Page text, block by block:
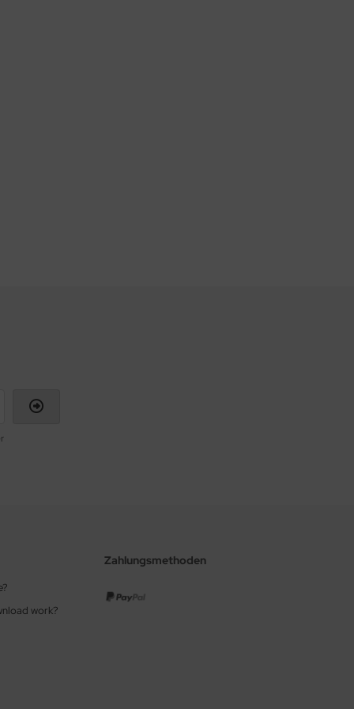
work?
Zahlungsmethoden